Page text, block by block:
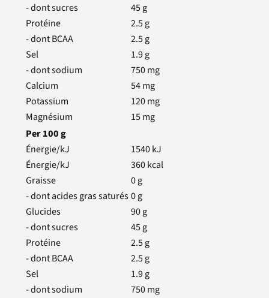
- dont sucres
45g
Protéine
2.5g
- dont BCAA
2.5g
Sel
1.9g
- dont sodium
750mg
Calcium
54mg
Potassium
120mg
Magnésium
15mg
Per100g
Énergie/kJ
1540kJ
Énergie/kJ
360kcal
Graisse
0g
- dont acides gras saturés0g
Glucides
90g
- dont sucres
45g
Protéine
2.5g
- dont BCAA
2.5g
Sel
1.9g
- dont sodium
750mg